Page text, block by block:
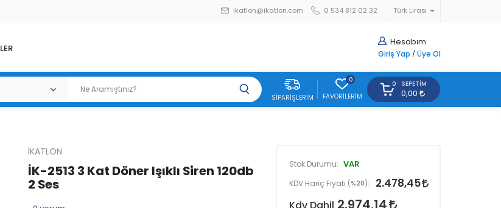
Türk Lirası
ikatlon@ikatlon.com 0 534 812 02 32
Hesabım
Giriş Yap / Üye Ol
SIPARIŞLERIM
0
FAVORILERIM
0 SEPETIM
0,00
İKATLON
İK-2513 3 Kat Döner Işıklı Siren 120db
2 Ses
Stok Durumu: VAR
KDV Hariç Fiyatı (%20 ): 2.478,45
Kdv Dahil 2.974,14